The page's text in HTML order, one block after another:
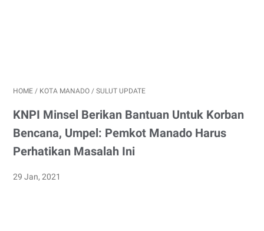
HOME / KOTA MANADO / SULUT UPDATE
KNPI Minsel Berikan Bantuan Untuk Korban
Bencana, Umpel: Pemkot Manado Harus
Perhatikan Masalah Ini
29 Jan, 2021